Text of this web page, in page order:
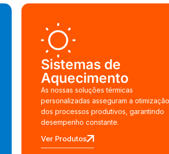
Sistemas de
Aquecimento
As nossas soluções térmicas
personalizadas asseguram a otimização
dos processos produtivos, garantindo
desempenho constante.
Ver Produtos